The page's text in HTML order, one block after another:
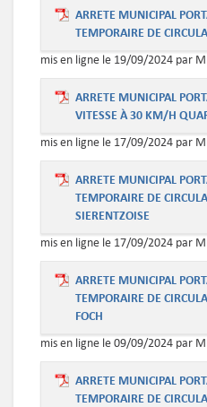
ARRETE MUNICIPAL
TEMPORAIRE DE
mis en ligne le 19/09/2024 par
ARRETE MUNICIPAL
VITESSE À 30 KM/H
mis en ligne le 17/09/2024 par
ARRETE MUNICIPAL
TEMPORAIRE DE
SIERENTZOISE
mis en ligne le 17/09/2024 par
ARRETE MUNICIPAL
TEMPORAIRE DE
FOCH
mis en ligne le 09/09/2024 par
ARRETE MUNICIPAL
TEMPORAIRE DE